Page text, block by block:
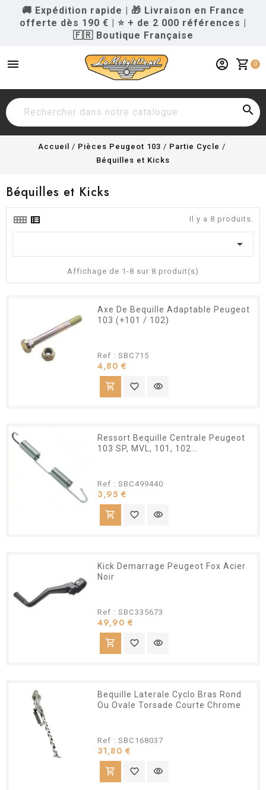
🚚 Expédition rapide | 🎁 Livraison en France
offerte dès 190 € | ⭐ + de 2 000 références |
🇫🇷 Boutique Française
menu shopping_cart 0
account_circle

Accueil Pièces Peugeot 103
Partie Cycle
Béquilles et Kicks
Béquilles et Kicks
Il y a 8 produits.

Affichage de 1-8 sur 8 produit(s)
Axe De Bequille Adaptable Peugeot
103 (+101 / 102)
Ref : SBC715
4,80 €
shopping_cart favorite_border visibility
Ressort Bequille Centrale Peugeot
103 SP, MVL, 101, 102...
Ref : SBC499440
3,95 €
shopping_cart favorite_border visibility
Kick Demarrage Peugeot Fox Acier
Noir
Ref : SBC335673
49,90 €
shopping_cart favorite_border visibility
Bequille Laterale Cyclo Bras Rond
Ou Ovale Torsade Courte Chrome
Ref : SBC168037
31,80 €
shopping_cart favorite_border visibility